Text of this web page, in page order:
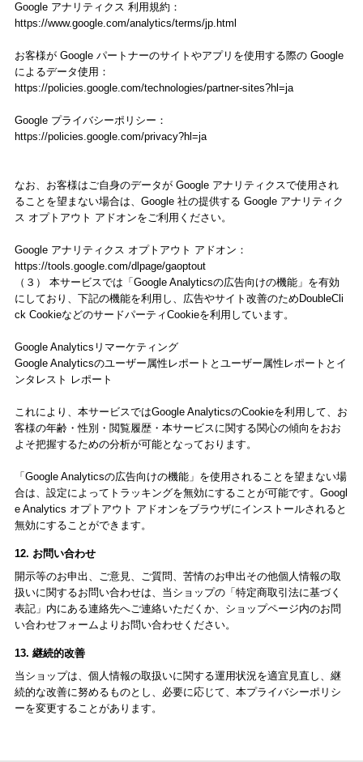
Google アナリティクス 利用規約：
https://www.google.com/analytics/terms/jp.html
お客様が Google パートナーのサイトやアプリを使用する際の Google
によるデータ使用：
https://policies.google.com/technologies/partner-sites?hl=ja
Google プライバシーポリシー：
https://policies.google.com/privacy?hl=ja
なお、お客様はご自身のデータが Google アナリティクスで使用され
ることを望まない場合は、Google 社の提供する Google アナリティク
ス オプトアウト アドオンをご利用ください。
Google アナリティクス オプトアウト アドオン：
https://tools.google.com/dlpage/gaoptout
（３） 本サービスでは「Google Analyticsの広告向けの機能」を有効
にしており、下記の機能を利用し、広告やサイト改善のためDoubleCli
ck CookieなどのサードパーティCookieを利用しています。
Google Analyticsリマーケティング
Google Analyticsのユーザー属性レポートとユーザー属性レポートとイ
ンタレスト レポート
これにより、本サービスではGoogle AnalyticsのCookieを利用して、お
客様の年齢・性別・閲覧履歴・本サービスに関する関心の傾向をおお
よそ把握するための分析が可能となっております。
「Google Analyticsの広告向けの機能」を使用されることを望まない場
合は、設定によってトラッキングを無効にすることが可能です。Googl
e Analytics オプトアウト アドオンをブラウザにインストールされると
無効にすることができます。
12. お問い合わせ
開示等のお申出、ご意見、ご質問、苦情のお申出その他個人情報の取
扱いに関するお問い合わせは、当ショップの「特定商取引法に基づく
表記」内にある連絡先へご連絡いただくか、ショップページ内のお問
い合わせフォームよりお問い合わせください。
13. 継続的改善
当ショップは、個人情報の取扱いに関する運用状況を適宜見直し、継
続的な改善に努めるものとし、必要に応じて、本プライバシーポリシ
ーを変更することがあります。